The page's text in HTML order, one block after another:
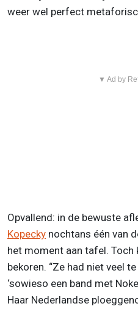
weer wel perfect
▼ Ad by
Opvallend: in de bewuste
Kopecky nochtans één van
het moment aan tafel. Toch
bekoren. “Ze had niet veel
‘sowieso een band met
Haar Nederlandse